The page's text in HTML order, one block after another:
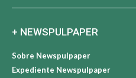
+ NEWSPULPAPER
Sobre Newspulpaper
Expediente Newspulpaper